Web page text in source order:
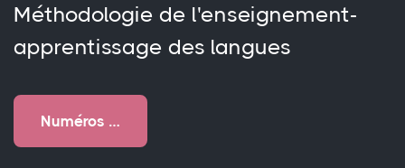
Méthodologie de l'enseignement-
apprentissage des langues
Numéros …